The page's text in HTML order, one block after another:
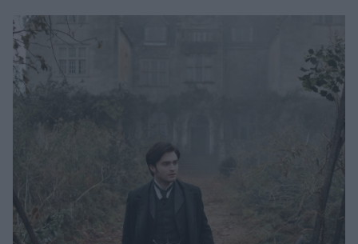
Μαλλιά - Νύχια
Μακιγιάζ
Beauty News
Well being
Woman Power